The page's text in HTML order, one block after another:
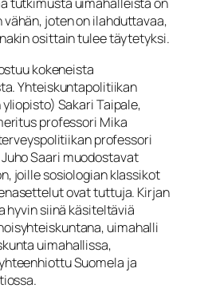
tutkimusta uimahalleista on
joten on ilahduttavaa,
osittain tulee täytetyksi.
kokeneista
Yhteiskuntapolitiikan
Sakari Taipale,
professori Mika
professori
Saari muodostavat
joille sosiologian klassikot
ovat tuttuja. Kirjan
hyvin siinä käsiteltäviä
uimahalli
uimahallissa,
Suomela ja